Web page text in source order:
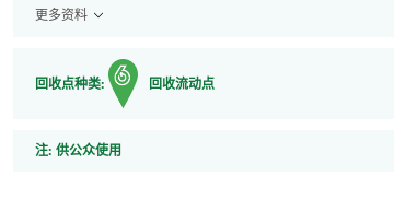
更多资料
回收点种类: 回收流动点
注: 注
供公众使用